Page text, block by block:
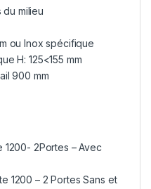
du milieu
ou Inox spécifique
H: 125<155 mm
900 mm
2Portes – Avec
1200 – 2 Portes Sans et